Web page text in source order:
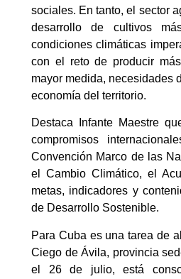
sociales. En tanto, el sector
desarrollo de cultivos
condiciones climáticas
con el reto de producir
mayor medida, necesidades
economía del territorio.
Destaca Infante Maestre
compromisos
Convención Marco de las
el Cambio Climático, el
metas, indicadores y
de Desarrollo Sostenible.
Para Cuba es una tarea de
Ciego de Ávila, provincia
el 26 de julio, está